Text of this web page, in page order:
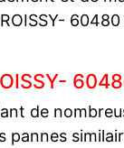
de
pannes